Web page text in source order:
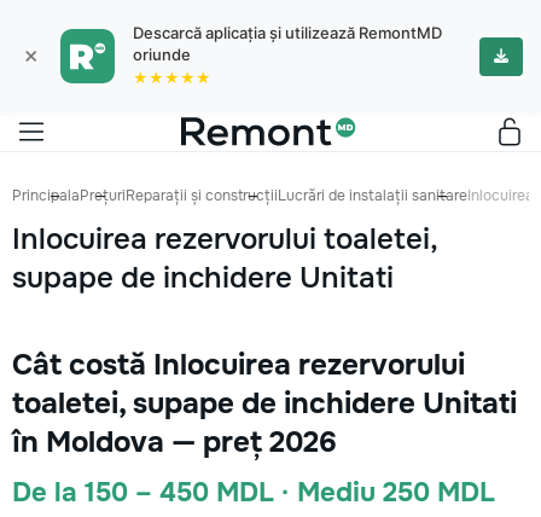
×
Descarcă aplicația și utilizează RemontMD
oriunde
★★★★★
PrincipalaPrețuriReparații și construcțiiLucrări de instalații sanitareInlocuirea
Inlocuirea rezervorului toaletei,
supape de inchidere Unitati
Cât costă Inlocuirea rezervorului
toaletei, supape de inchidere Unitati
în Moldova — preț 2026
De la 150 – 450 MDL · Mediu 250 MDL